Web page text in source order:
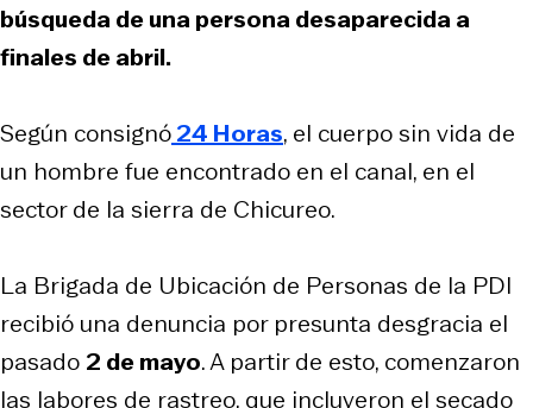
búsqueda de una persona desaparecida a
finales de abril.
Según consignó24 Horas, el cuerpo sin vida de
un hombre fue encontrado en el canal, en el
sector de la sierra de Chicureo.
La Brigada de Ubicación de Personas de la PDI
recibió una denuncia por presunta desgracia el
pasado 2 de mayo. A partir de esto, comenzaron
las labores de rastreo, que incluyeron el secado